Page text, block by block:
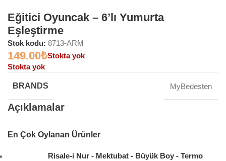
Eğitici Oyuncak – 6’lı Yumurta
Eşleştirme
Stok kodu: 8713-ARM
149.00₺Stokta yok
Stokta yok
BRANDS MyBedesten
Açıklamalar
En Çok Oylanan Ürünler
Risale-i Nur - Mektubat - Büyük Boy - Termo